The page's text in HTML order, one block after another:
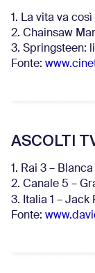
1. La vita va
2. Chainsaw
3. Springsteen:
Fonte:
ASCOLTI
1. Rai 3 –
2. Canale 5 –
3. Italia 1 –
Fonte: